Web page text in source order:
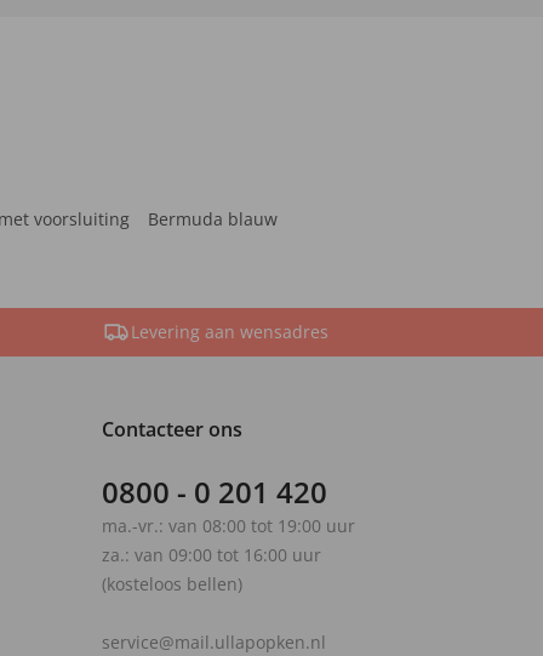
voorsluiting Bermuda blauw
Levering aan wensadres
Contacteer ons
0800 - 0 201 420
ma.-vr.: van 08:00 tot 19:00 uur
za.: van 09:00 tot 16:00 uur
(kosteloos bellen)
service@mail.ullapopken.nl